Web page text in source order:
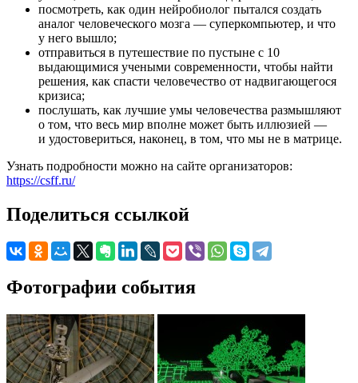
посмотреть, как один нейробиолог пытался создать
аналог человеческого мозга — суперкомпьютер, и что
у него вышло;
отправиться в путешествие по пустыне с 10
выдающимися учеными современности, чтобы найти
решения, как спасти человечество от надвигающегося
кризиса;
послушать, как лучшие умы человечества размышляют
о том, что весь мир вполне может быть иллюзией —
и удостовериться, наконец, в том, что мы не в матрице.
Узнать подробности можно на сайте организаторов:
https://csff.ru/
Поделиться ссылкой
Фотографии события